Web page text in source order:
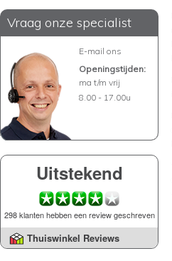
Vraag onze specialist
E-mail ons
Openingstijden:
ma t/m vrij
8.00 - 17.00u
Uitstekend
298 klanten hebben een review geschreven
Thuiswinkel Reviews